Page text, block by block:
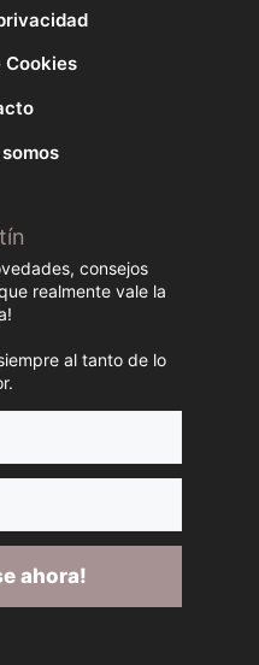
Cookies
consejos
realmente vale la
al tanto de lo
ahora!